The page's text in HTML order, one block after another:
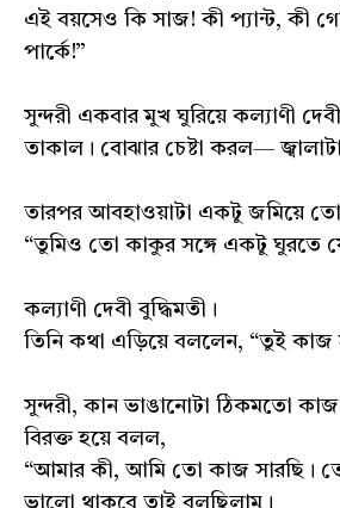
এই বয়সেও কি সাজ! কী প্যান্ট, কী
পার্কে!”
সুন্দরী একবার মুখ ঘুরিয়ে কল্যাণী
তাকাল। বোঝার চেষ্টা করল—
তারপর আবহাওয়াটা একটু জমিয়ে
“তুমিও তো কাকুর সঙ্গে একটু ঘুরতে
কল্যাণী দেবী বুদ্ধিমতী।
তিনি কথা এড়িয়ে বললেন, “তুই কাজ
সুন্দরী, কান ভাঙানোটা ঠিকমতো
বিরক্ত হয়ে বলল,
“আমার কী, আমি তো কাজ সারছি।
ভালো থাকবে তাই বলছিলাম।